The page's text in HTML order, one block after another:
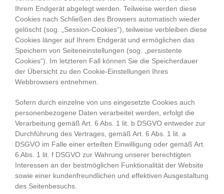
Ihrem Endgerät abgelegt werden. Teilweise werden diese
Cookies nach Schließen des Browsers automatisch wieder
gelöscht (sog. „Session-Cookies“), teilweise verbleiben diese
Cookies länger auf Ihrem Endgerät und ermöglichen das
Speichern von Seiteneinstellungen (sog. „persistente
Cookies“). Im letzteren Fall können Sie die Speicherdauer
der Übersicht zu den Cookie-Einstellungen Ihres
Webbrowsers entnehmen.
Sofern durch einzelne von uns eingesetzte Cookies auch
personenbezogene Daten verarbeitet werden, erfolgt die
Verarbeitung gemäß Art. 6 Abs. 1 lit. b DSGVO entweder zur
Durchführung des Vertrages, gemäß Art. 6 Abs. 1 lit. a
DSGVO im Falle einer erteilten Einwilligung oder gemäß Art.
6 Abs. 1 lit. f DSGVO zur Wahrung unserer berechtigten
Interessen an der bestmöglichen Funktionalität der Website
sowie einer kundenfreundlichen und effektiven Ausgestaltung
des Seitenbesuchs.